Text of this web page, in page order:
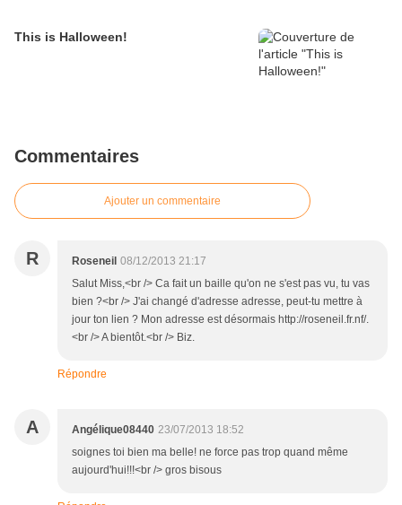
This is Halloween!
Commentaires
Ajouter un commentaire
R Roseneil 08/12/2013 21:17
Salut Miss,<br /> Ca fait un baille qu'on ne s'est pas vu, tu vas
bien ?<br /> J'ai changé d'adresse adresse, peut-tu mettre à
jour ton lien ? Mon adresse est désormais http://roseneil.fr.nf/.
<br /> A bientôt.<br /> Biz.
Répondre
A Angélique08440 23/07/2013 18:52
soignes toi bien ma belle! ne force pas trop quand même
aujourd'hui!!!<br /> gros bisous